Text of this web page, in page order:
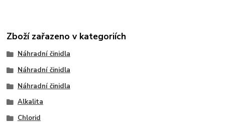
Zboží zařazeno v kategoriích
Náhradní činidla
Náhradní činidla
Náhradní činidla
Alkalita
Chlorid